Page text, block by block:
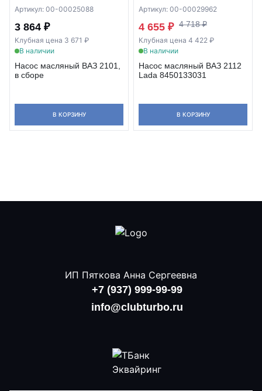
Артикул: 00-00025088
3 864 ₽
Клубная цена 3 671 ₽
В наличии
Насос масляный ВАЗ 2101,
в сборе
В КОРЗИНУ
Артикул: 00-00029962
4 655 ₽ 4 718 ₽
Клубная цена 4 422 ₽
В наличии
Насос масляный ВАЗ 2112
Lada 8450133031
В КОРЗИНУ
ИП Пяткова Анна Сергеевна
+7 (937) 999-99-99
info@clubturbo.ru